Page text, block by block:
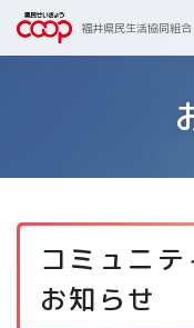
福井県民生活協同組合
コミュニ
お知らせ